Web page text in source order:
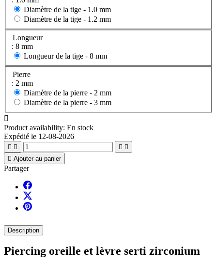
Diamètre de la tige - 1.0 mm
Diamètre de la tige - 1.2 mm
Longueur
: 8 mm
Longueur de la tige - 8 mm
Pierre
: 2 mm
Diamètre de la pierre - 2 mm
Diamètre de la pierre - 3 mm

Product availability: En stock
Expédié le 12-08-2026
   
 Ajouter au panier
Partager
Description
Piercing oreille et lèvre serti zirconium